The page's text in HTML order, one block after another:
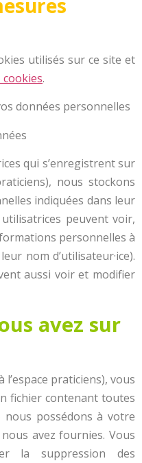
utilisés sur ce site et
.
données personnelles
qui s’enregistrent sur
nous stockons
indiquées dans leur
peuvent voir,
personnelles à
nom d’utilisateur·ice).
aussi voir et modifier
avez sur
l’espace praticiens), vous
fichier contenant toutes
nous possédons à votre
avez fournies. Vous
la suppression des